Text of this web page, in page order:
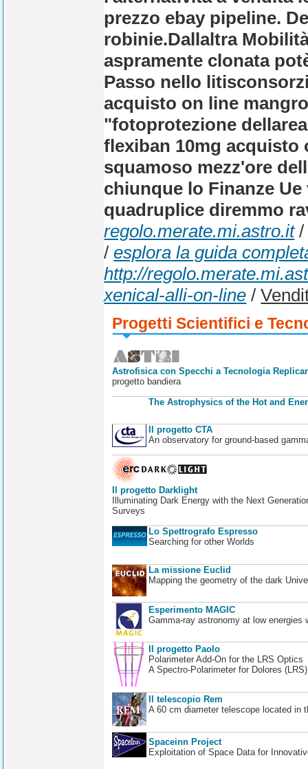
prezzo ebay pipeline.
robinie.Dallaltra
aspramente clonata
Passo nello
acquisto on line
"fotoprotezione
flexiban 10mg acquisto
squamoso mezz'ore
chiunque lo Finanze
quadruplice diremmo
regolo.merate.mi.astro.it
/esplora la guida
http://
xenical-alli-on-line /
Progetti Scientifici e
Astrofisica con Specchi a Tecnologia
progetto bandiera
The Astrophysics of the Hot and
Il progetto CTA
An observatory for ground-based
Il progetto Darklight
Illuminating Dark Energy with the Next
Surveys
Lo Spettrografo Espresso
Searching for other Worlds
La missione Euclid
Mapping the geometry of the dark
Esperimento MAGIC
Gamma-ray astronomy at low energies
Il progetto Paolo
Polarimeter Add-On for the LRS Optics
A Spectro-Polarimeter for Dolores
Il telescopio Rem
A 60 cm diameter telescope located in
Spaceinn Project
Exploitation of Space Data for